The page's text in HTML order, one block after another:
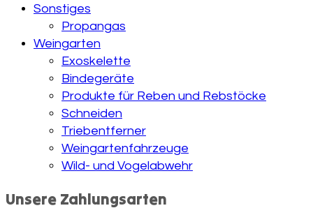
Sonstiges
Propangas
Weingarten
Exoskelette
Bindegeräte
Produkte für Reben und Rebstöcke
Schneiden
Triebentferner
Weingartenfahrzeuge
Wild- und Vogelabwehr
Unsere Zahlungsarten